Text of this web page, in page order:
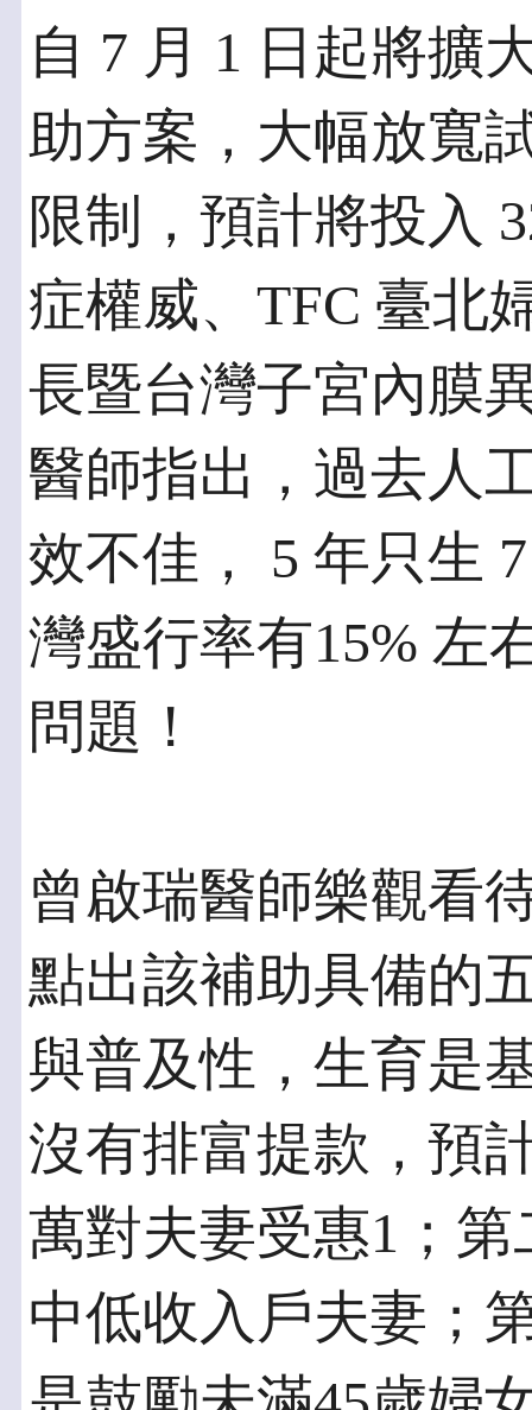
自 7 月 1 日起將擴
助方案，大幅放寬
限制，預計將投入
症權威、TFC 臺北
長暨台灣子宮內膜
醫師指出，過去人
效不佳， 5 年只生
灣盛行率有15% 左
問題！
曾啟瑞醫師樂觀看
點出該補助具備的
與普及性，生育是
沒有排富提款，預
萬對夫妻受惠1；
中低收入戶夫妻；